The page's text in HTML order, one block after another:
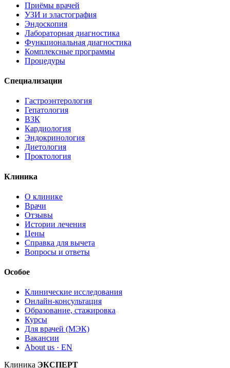
Приёмы врачей
УЗИ и эластография
Эндоскопия
Лабораторная диагностика
Функциональная диагностика
Комплексные программы
Процедуры
Специализации
Гастроэнтерология
Гепатология
ВЗК
Кардиология
Эндокринология
Диетология
Проктология
Клиника
О клинике
Врачи
Отзывы
Истории лечения
Цены
Справка для вычета
Вопросы и ответы
Особое
Клинические исследования
Онлайн-консультация
Образование, стажировка
Курсы
Для врачей (МЭК)
Вакансии
About us · EN
Клиника ЭКСПЕРТ